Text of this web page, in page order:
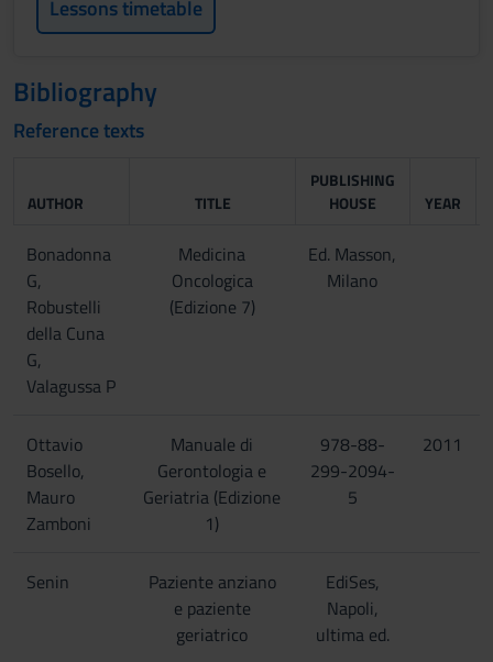
Lessons timetable
Bibliography
Reference texts
AUTHOR TITLE
PUBLISHING
HOUSE
YEAR
Bonadonna
G,
Robustelli
della Cuna
G,
Valagussa P
Medicina
Oncologica
(Edizione 7)
Ed. Masson,
Milano
Ottavio
Bosello,
Mauro
Zamboni
Manuale di
Gerontologia e
Geriatria (Edizione
1)
978-88-
299-2094-
5
2011
Senin
Paziente anziano
e paziente
geriatrico
EdiSes,
Napoli,
ultima ed.